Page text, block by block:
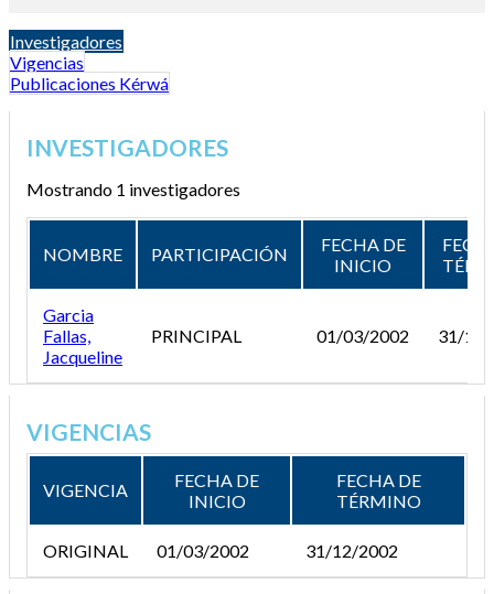
Investigadores
Vigencias
Publicaciones Kérwá
INVESTIGADORES
Mostrando 1 investigadores
NOMBRE PARTICIPACIÓN
FECHA DE
INICIO
Garcia
Fallas,
Jacqueline
PRINCIPAL 01/03/2002 31/12/
VIGENCIAS
VIGENCIA
FECHA DE
INICIO
FECHA DE
TÉRMINO
ORIGINAL 01/03/2002 31/12/2002